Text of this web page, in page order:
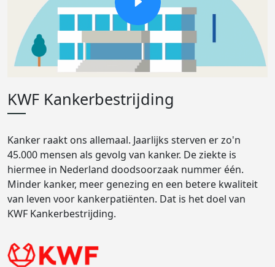
KWF Kankerbestrijding
Kanker raakt ons allemaal. Jaarlijks sterven er zo'n
45.000 mensen als gevolg van kanker. De ziekte is
hiermee in Nederland doodsoorzaak nummer één.
Minder kanker, meer genezing en een betere kwaliteit
van leven voor kankerpatiënten. Dat is het doel van
KWF Kankerbestrijding.